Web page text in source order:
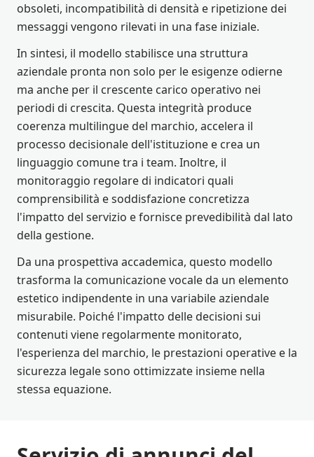
obsoleti, incompatibilità di densità e ripetizione dei
messaggi vengono rilevati in una fase iniziale.
In sintesi, il modello stabilisce una struttura
aziendale pronta non solo per le esigenze odierne
ma anche per il crescente carico operativo nei
periodi di crescita. Questa integrità produce
coerenza multilingue del marchio, accelera il
processo decisionale dell'istituzione e crea un
linguaggio comune tra i team. Inoltre, il
monitoraggio regolare di indicatori quali
comprensibilità e soddisfazione concretizza
l'impatto del servizio e fornisce prevedibilità dal lato
della gestione.
Da una prospettiva accademica, questo modello
trasforma la comunicazione vocale da un elemento
estetico indipendente in una variabile aziendale
misurabile. Poiché l'impatto delle decisioni sui
contenuti viene regolarmente monitorato,
l'esperienza del marchio, le prestazioni operative e la
sicurezza legale sono ottimizzate insieme nella
stessa equazione.